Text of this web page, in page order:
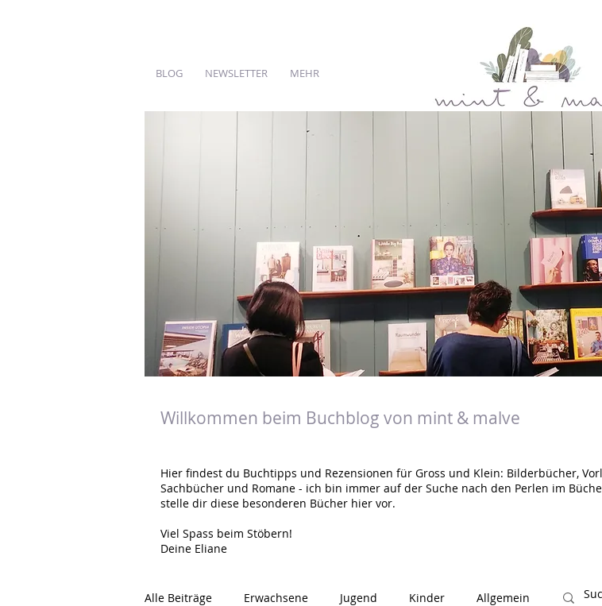
BLOG NEWSLETTER MEHR
Willkommen beim Buchblog von mint & malve
Hier findest du Buchtipps und Rezensionen für Gross und Klein: Bilderbücher,
Sachbücher und Romane - ich bin immer auf der Suche nach den Perlen im
stelle dir diese besonderen Bücher hier vor.
Viel Spass beim Stöbern!
Deine Eliane
Alle Beiträge Erwachsene Jugend Kinder Allgemein